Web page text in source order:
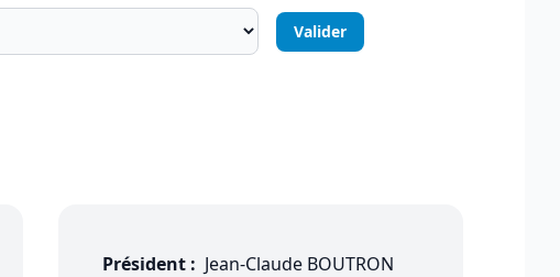
Président : Jean-Claude BOUTRON